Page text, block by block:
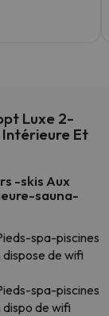
Luxe 2-
Et
-skis Aux
sauna-
spa-piscines
de wifi
spa-piscines
de wifi